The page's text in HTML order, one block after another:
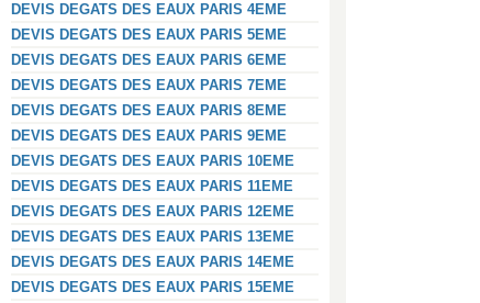
DEVIS DEGATS DES EAUX PARIS 4EME
DEVIS DEGATS DES EAUX PARIS 5EME
DEVIS DEGATS DES EAUX PARIS 6EME
DEVIS DEGATS DES EAUX PARIS 7EME
DEVIS DEGATS DES EAUX PARIS 8EME
DEVIS DEGATS DES EAUX PARIS 9EME
DEVIS DEGATS DES EAUX PARIS 10EME
DEVIS DEGATS DES EAUX PARIS 11EME
DEVIS DEGATS DES EAUX PARIS 12EME
DEVIS DEGATS DES EAUX PARIS 13EME
DEVIS DEGATS DES EAUX PARIS 14EME
DEVIS DEGATS DES EAUX PARIS 15EME